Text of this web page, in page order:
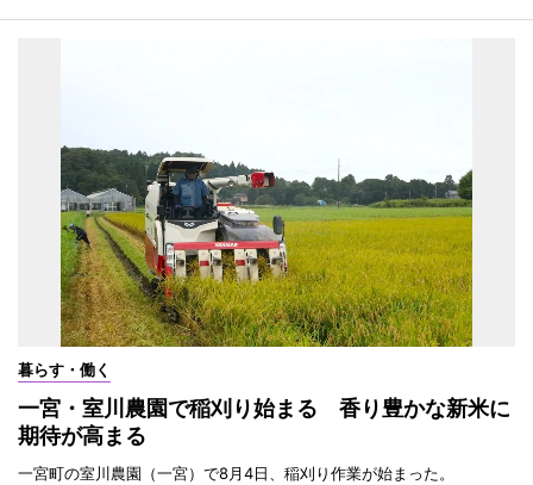
暮らす・働く
一宮・室川農園で稲刈り始まる 香り豊かな新米に
期待が高まる
一宮町の室川農園（一宮）で8月4日、稲刈り作業が始まった。